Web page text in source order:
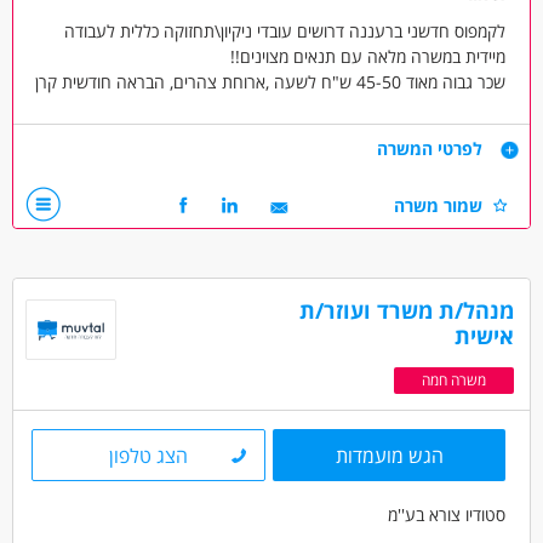
לקמפוס חדשני ברעננה דרושים עובדי ניקיון\תחזוקה כללית לעבודה
מיידית במשרה מלאה עם תנאים מצוינים!!
שכר גבוה מאוד 45-50 ש"ח לשעה ,ארוחת צהרים, הבראה חודשית קרן
עבודה לטווח ארוך!!! בונוס חודשי למתמידים!!
חברה מסודרת עם יחסי אנוש וסביבה נהדרת
דרישות
דרושים עובדי ניקיון ותחזוקה כללית לעבודה מיידית!!! קמפוס חדשני
וסביבה חדשנית
אחזקה וניקיון - עובדי ניקיון
אחזקה וניקיון - עובד/ת כללי
מאפייני משרה
בונוס למתמידים
עבודה עם שעות נוספות
עבודה מיידית
משרה מלאה
משרה חלקית משרה זמנית
לפרטי המשרה
שמור משרה
מנהל/ת משרד ועוזר/ת
אישית
משרה חמה
הגש מועמדות הצג טלפון
סטודיו צורא בע''מ